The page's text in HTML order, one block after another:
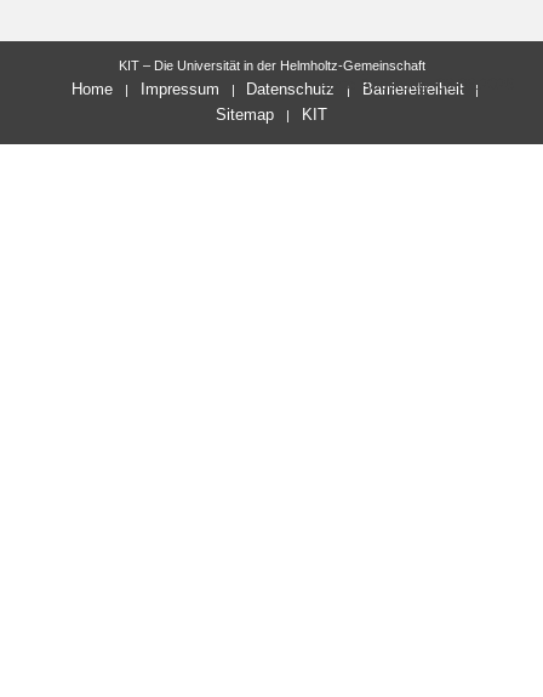
letzte Änderung: 03.03.2026
KIT – Die Universität in der Helmholtz-Gemeinschaft
Home Impressum Datenschutz
Barrierefreiheit
Sitemap
KIT